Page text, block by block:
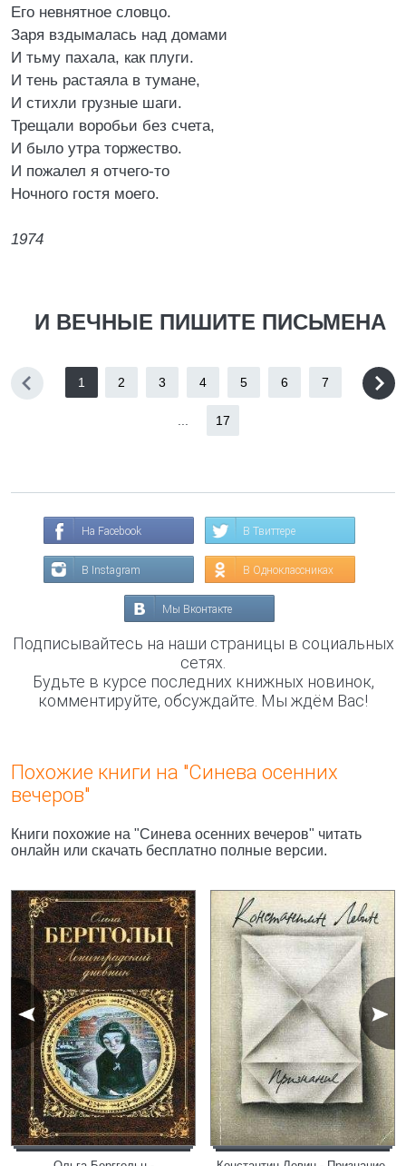
Его невнятное словцо.
Заря вздымалась над домами
И тьму пахала, как плуги.
И тень растаяла в тумане,
И стихли грузные шаги.
Трещали воробьи без счета,
И было утра торжество.
И пожалел я отчего-то
Ночного гостя моего.
1974
И ВЕЧНЫЕ ПИШИТЕ ПИСЬМЕНА
1 2 3 4 5 6 7
17
На Facebook В Твиттере
В Instagram В Одноклассниках
Мы Вконтакте
Подписывайтесь на наши страницы в социальных
сетях.
Будьте в курсе последних книжных новинок,
комментируйте, обсуждайте. Мы ждём Вас!
Похожие книги на "Синева осенних
вечеров"
Книги похожие на "Синева осенних вечеров" читать
онлайн или скачать бесплатно полные версии.